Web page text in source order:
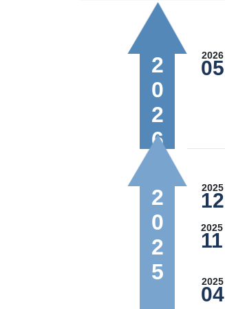
2026 2026
05
2025 2025
12
2025
11
2025
04